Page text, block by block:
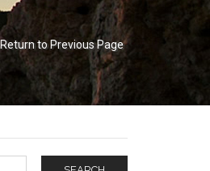
Return to Previous Page